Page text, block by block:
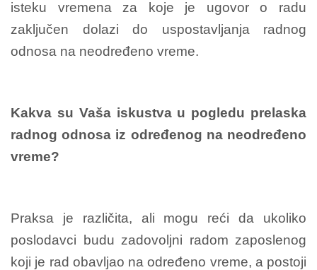
isteku vremena za koje je ugovor o radu
zaključen dolazi do uspostavljanja radnog
odnosa na neodređeno vreme.
Kakva su Vaša iskustva u pogledu prelaska
radnog odnosa iz određenog na neodređeno
vreme?
Praksa je različita, ali mogu reći da ukoliko
poslodavci budu zadovoljni radom zaposlenog
koji je rad obavljao na određeno vreme, a postoji